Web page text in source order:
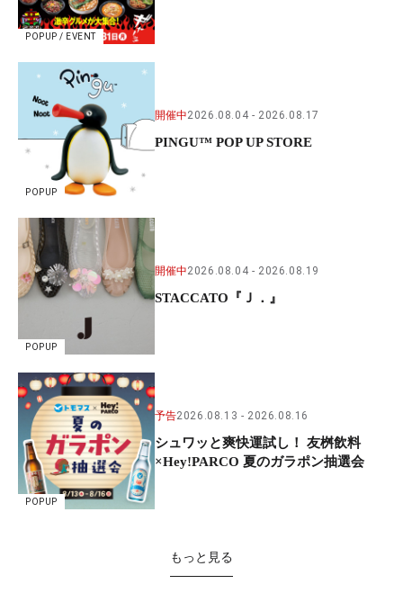
POPUP / EVENT
POPUP
開催中2026.08.04 2026.08.17
PINGU™ POP UP STORE
POPUP
開催中2026.08.04 2026.08.19
STACCATO『Ｊ．』
POPUP
予告2026.08.13 2026.08.16
シュワッと爽快運試し！ 友桝飲料
×Hey!PARCO 夏のガラポン抽選会
もっと見る